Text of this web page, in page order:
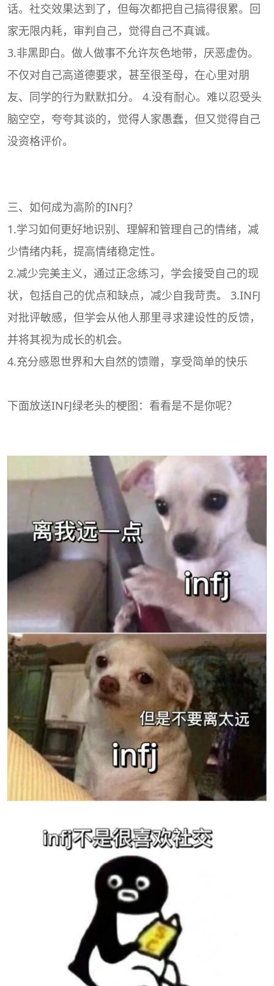
话。社交效果达到了，但每次都把自己搞得很累。回
家无限内耗，审判自己，觉得自己不真诚。
3.非黑即白。做人做事不允许灰色地带，厌恶虚伪。
不仅对自己高道德要求，甚至很圣母，在心里对朋
友、同学的行为默默扣分。 4.没有耐心。难以忍受头
脑空空，夸夸其谈的，觉得人家愚蠢，但又觉得自己
没资格评价。
三、如何成为高阶的INFJ？
1.学习如何更好地识别、理解和管理自己的情绪，减
少情绪内耗，提高情绪稳定性。
2.减少完美主义，通过正念练习，学会接受自己的现
状，包括自己的优点和缺点，减少自我苛责。 3.INFJ
对批评敏感，但学会从他人那里寻求建设性的反馈，
并将其视为成长的机会。
4.充分感恩世界和大自然的馈赠，享受简单的快乐
下面放送INFJ绿老头的梗图：看看是不是你呢？